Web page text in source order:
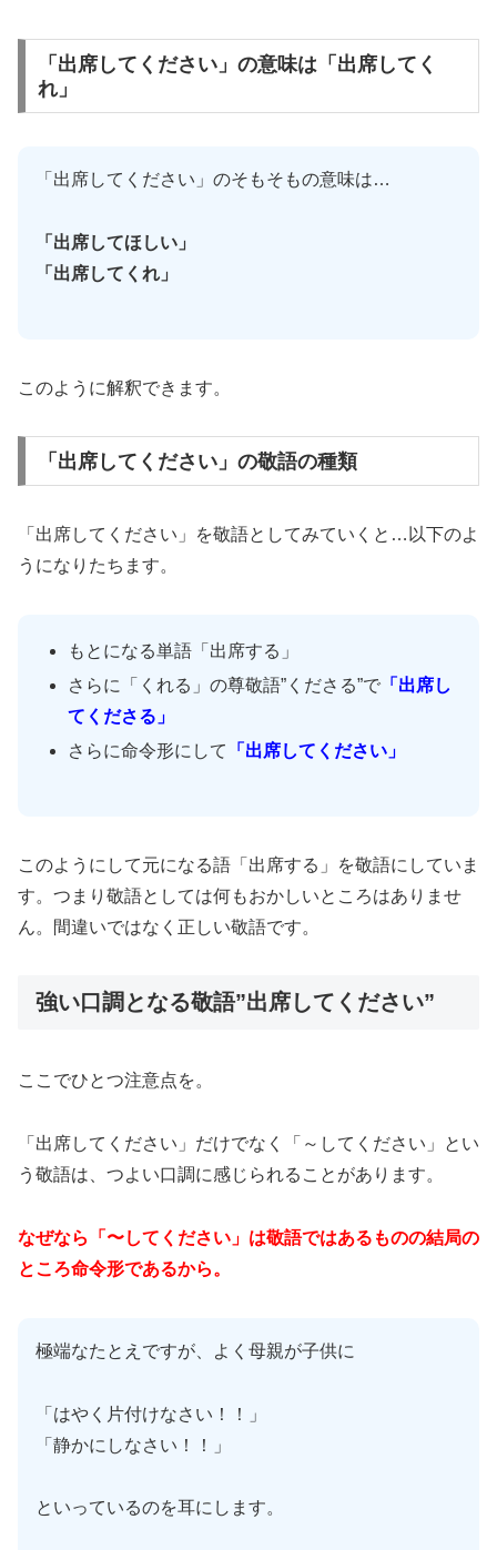
「出席してください」の意味は「出席してく
れ」
「出席してください」のそもそもの意味は…
「出席してほしい」
「出席してくれ」
このように解釈できます。
「出席してください」の敬語の種類
「出席してください」を敬語としてみていくと…以下のよ
うになりたちます。
もとになる単語「出席する」
さらに「くれる」の尊敬語”くださる”で 「出席し
てくださる」
さらに命令形にして
「出席してください」
このようにして元になる語「出席する」を敬語にしていま
す。つまり敬語としては何もおかしいところはありませ
ん。間違いではなく正しい敬語です。
強い口調となる敬語”出席してください”
ここでひとつ注意点を。
「出席してください」だけでなく「～してください」とい
う敬語は、つよい口調に感じられることがあります。
なぜなら「〜してください」は敬語ではあるものの結局の
ところ命令形であるから。
極端なたとえですが、よく母親が子供に
「はやく片付けなさい！！」
「静かにしなさい！！」
といっているのを耳にします。